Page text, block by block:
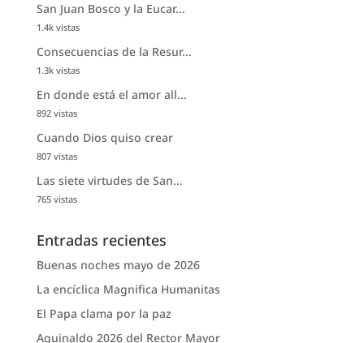
San Juan Bosco y la Eucar...
1.4k vistas
Consecuencias de la Resur...
1.3k vistas
En donde está el amor all...
892 vistas
Cuando Dios quiso crear
807 vistas
Las siete virtudes de San...
765 vistas
Entradas recientes
Buenas noches mayo de 2026
La encíclica Magnifica Humanitas
El Papa clama por la paz
Aguinaldo 2026 del Rector Mayor